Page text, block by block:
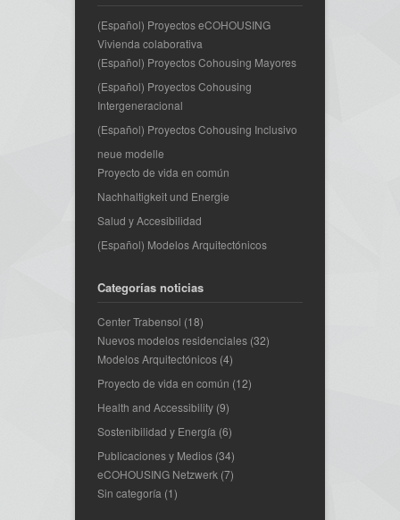
(Español) Proyectos eCOHOUSING
Vivienda colaborativa
(Español) Proyectos Cohousing Mayores
(Español) Proyectos Cohousing
Intergeneracional
(Español) Proyectos Cohousing Inclusivo
neue modelle
Proyecto de vida en común
Nachhaltigkeit und Energie
Salud y Accesibilidad
(Español) Modelos Arquitectónicos
Categorías noticias
Center Trabensol (18)
Nuevos modelos residenciales (32)
Modelos Arquitectónicos (4)
Proyecto de vida en común (12)
Health and Accessibility (9)
Sostenibilidad y Energía (6)
Publicaciones y Medios (34)
eCOHOUSING Netzwerk (7)
Sin categoría (1)